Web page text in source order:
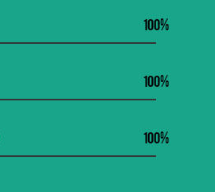
100
100
100